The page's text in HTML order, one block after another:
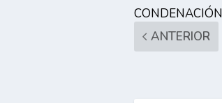
CONDENACIÓN
ANTERIOR